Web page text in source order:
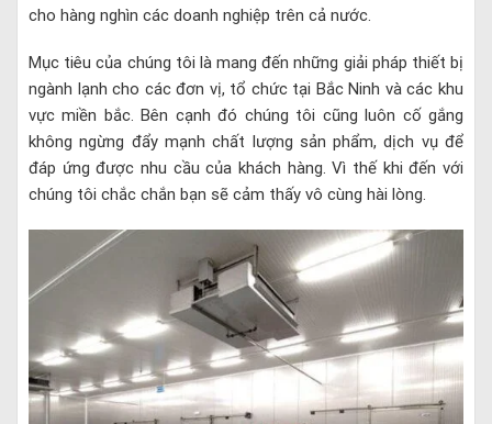
cho hàng nghìn các doanh nghiệp trên cả nước.
Mục tiêu của chúng tôi là mang đến những giải pháp thiết bị
ngành lạnh cho các đơn vị, tổ chức tại Bắc Ninh và các khu
vực miền bắc. Bên cạnh đó chúng tôi cũng luôn cố gắng
không ngừng đẩy mạnh chất lượng sản phẩm, dịch vụ để
đáp ứng được nhu cầu của khách hàng. Vì thế khi đến với
chúng tôi chắc chắn bạn sẽ cảm thấy vô cùng hài lòng.